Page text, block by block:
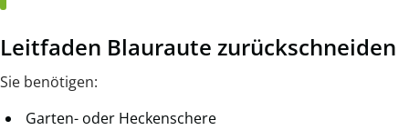
Leitfaden Blauraute zurückschneiden
Sie benötigen:
Garten- oder Heckenschere